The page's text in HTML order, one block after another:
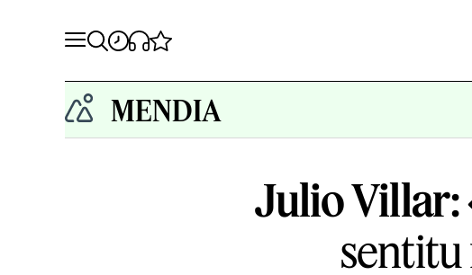
MENDIA
Julio Villar:
sentitu